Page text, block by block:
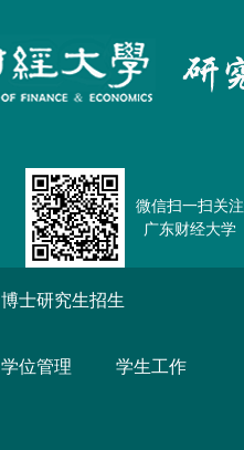
微信扫一扫关注
广东财经大学
博士研究生招生
学位管理 学生工作